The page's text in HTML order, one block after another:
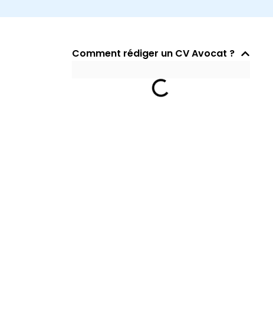
Comment rédiger un CV Avocat ?